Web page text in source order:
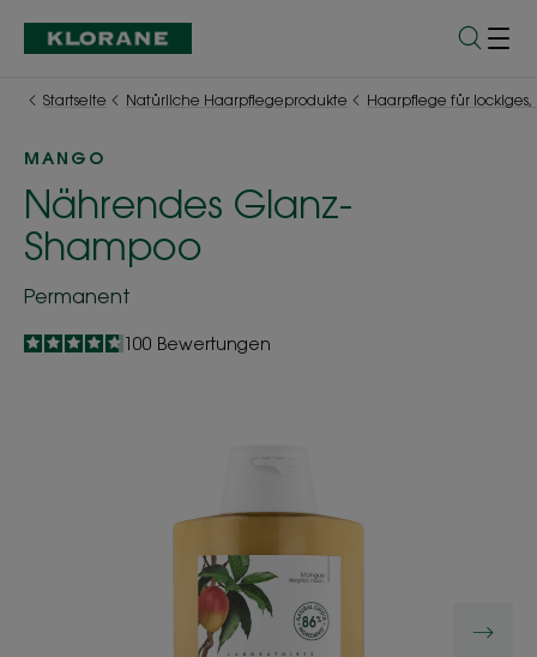
Startseite Natürliche Haarpflegeprodukte Haarpflege für
MANGO
Nährendes Glanz-
Shampoo
Permanent
4.7
/5100 Bewertungen